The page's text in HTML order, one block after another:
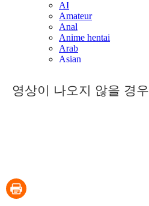
영상이 나오지 않을 경우